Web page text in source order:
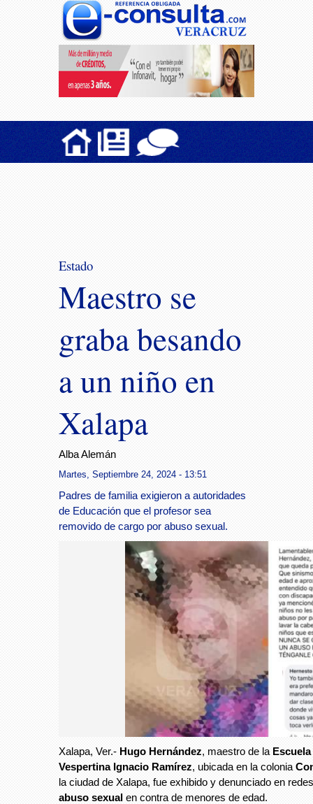
Estado
Maestro se
graba besando
a un niño en
Xalapa
Alba Alemán
Martes, Septiembre 24, 2024 - 13:51
Padres de familia exigieron a autoridades
de Educación que el profesor sea
removido de cargo por abuso sexual.
Xalapa, Ver.- Hugo Hernández, maestro de la
Vespertina Ignacio Ramírez, ubicada en la colonia
la ciudad de Xalapa, fue exhibido y denunciado en
abuso sexual en contra de menores de edad.